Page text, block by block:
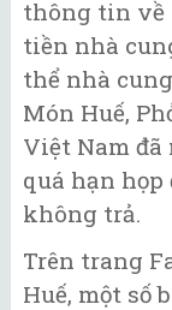
thông tin về
tiền nhà
thể nhà
Món Huế,
Việt Nam đã
quá hạn
không trả.
Trên trang
Huế, một số